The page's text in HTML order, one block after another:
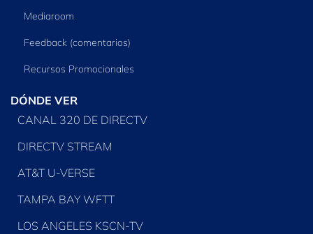
Mediaroom
Feedback (comentarios)
Recursos Promocionales
DÓNDE VER
CANAL 320 DE DIRECTV
DIRECTV STREAM
AT&T U-VERSE
TAMPA BAY WFTT
LOS ANGELES KSCN-TV